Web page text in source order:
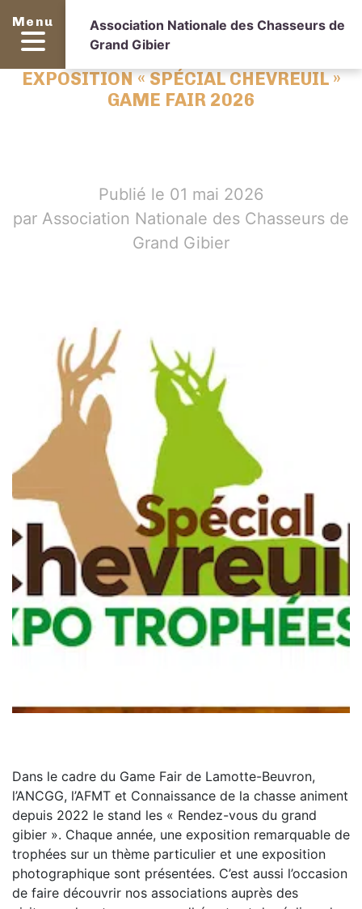
Menu
Association Nationale des Chasseurs de
Grand Gibier
EXPOSITION « SPÉCIAL CHEVREUIL »
GAME FAIR 2026
Publié le 01 mai 2026
par Association Nationale des Chasseurs de
Grand Gibier
Dans le cadre du Game Fair de Lamotte-Beuvron,
l’ANCGG, l’AFMT et Connaissance de la chasse animent
depuis 2022 le stand les « Rendez-vous du grand
gibier ». Chaque année, une exposition remarquable de
trophées sur un thème particulier et une exposition
photographique sont présentées. C’est aussi l’occasion
de faire découvrir nos associations auprès des